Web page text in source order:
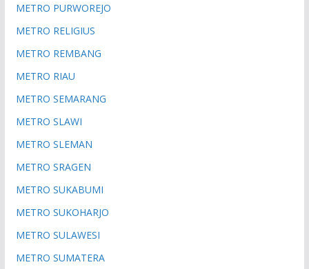
METRO PURWOREJO
METRO RELIGIUS
METRO REMBANG
METRO RIAU
METRO SEMARANG
METRO SLAWI
METRO SLEMAN
METRO SRAGEN
METRO SUKABUMI
METRO SUKOHARJO
METRO SULAWESI
METRO SUMATERA